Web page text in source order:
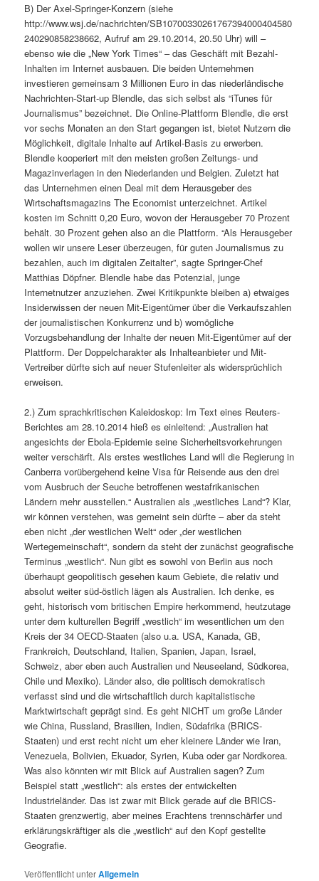
B) Der Axel-Springer-Konzern (siehe
http://www.wsj.de/nachrichten/SB10700330261767394000404580
240290858238662, Aufruf am 29.10.2014, 20.50 Uhr) will –
ebenso wie die „New York Times“ – das Geschäft mit Bezahl-
Inhalten im Internet ausbauen. Die beiden Unternehmen
investieren gemeinsam 3 Millionen Euro in das niederländische
Nachrichten-Start-up Blendle, das sich selbst als “iTunes für
Journalismus” bezeichnet. Die Online-Plattform Blendle, die erst
vor sechs Monaten an den Start gegangen ist, bietet Nutzern die
Möglichkeit, digitale Inhalte auf Artikel-Basis zu erwerben.
Blendle kooperiert mit den meisten großen Zeitungs- und
Magazinverlagen in den Niederlanden und Belgien. Zuletzt hat
das Unternehmen einen Deal mit dem Herausgeber des
Wirtschaftsmagazins The Economist unterzeichnet. Artikel
kosten im Schnitt 0,20 Euro, wovon der Herausgeber 70 Prozent
behält. 30 Prozent gehen also an die Plattform. “Als Herausgeber
wollen wir unsere Leser überzeugen, für guten Journalismus zu
bezahlen, auch im digitalen Zeitalter”, sagte Springer-Chef
Matthias Döpfner. Blendle habe das Potenzial, junge
Internetnutzer anzuziehen. Zwei Kritikpunkte bleiben a) etwaiges
Insiderwissen der neuen Mit-Eigentümer über die Verkaufszahlen
der journalistischen Konkurrenz und b) womögliche
Vorzugsbehandlung der Inhalte der neuen Mit-Eigentümer auf der
Plattform. Der Doppelcharakter als Inhalteanbieter und Mit-
Vertreiber dürfte sich auf neuer Stufenleiter als widersprüchlich
erweisen.
2.) Zum sprachkritischen Kaleidoskop: Im Text eines Reuters-
Berichtes am 28.10.2014 hieß es einleitend: „Australien hat
angesichts der Ebola-Epidemie seine Sicherheitsvorkehrungen
weiter verschärft. Als erstes westliches Land will die Regierung in
Canberra vorübergehend keine Visa für Reisende aus den drei
vom Ausbruch der Seuche betroffenen westafrikanischen
Ländern mehr ausstellen.“ Australien als „westliches Land“? Klar,
wir können verstehen, was gemeint sein dürfte – aber da steht
eben nicht „der westlichen Welt“ oder „der westlichen
Wertegemeinschaft“, sondern da steht der zunächst geografische
Terminus „westlich“. Nun gibt es sowohl von Berlin aus noch
überhaupt geopolitisch gesehen kaum Gebiete, die relativ und
absolut weiter süd-östlich lägen als Australien. Ich denke, es
geht, historisch vom britischen Empire herkommend, heutzutage
unter dem kulturellen Begriff „westlich“ im wesentlichen um den
Kreis der 34 OECD-Staaten (also u.a. USA, Kanada, GB,
Frankreich, Deutschland, Italien, Spanien, Japan, Israel,
Schweiz, aber eben auch Australien und Neuseeland, Südkorea,
Chile und Mexiko). Länder also, die politisch demokratisch
verfasst sind und die wirtschaftlich durch kapitalistische
Marktwirtschaft geprägt sind. Es geht NICHT um große Länder
wie China, Russland, Brasilien, Indien, Südafrika (BRICS-
Staaten) und erst recht nicht um eher kleinere Länder wie Iran,
Venezuela, Bolivien, Ekuador, Syrien, Kuba oder gar Nordkorea.
Was also könnten wir mit Blick auf Australien sagen? Zum
Beispiel statt „westlich“: als erstes der entwickelten
Industrieländer. Das ist zwar mit Blick gerade auf die BRICS-
Staaten grenzwertig, aber meines Erachtens trennschärfer und
erklärungskräftiger als die „westlich“ auf den Kopf gestellte
Geografie.
Veröffentlicht unterAllgemein